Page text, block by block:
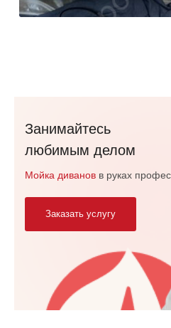
Занимайтесь
любимым делом
Мойка диванов в руках
Заказать услугу